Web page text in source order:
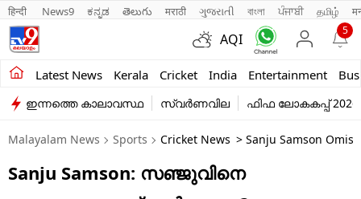
हिन्दी News9 ಕನ್ನಡ తెలుగు मराठी ગુજરાતી বাংলা ਪੰਜਾਬੀ தமிழ்
AQI
5
Latest News Kerala Cricket India Entertainment
Kerala
India
Entertainment
Business
ഇന്നത്തെ കാലാവസ്ഥ സ്വർണവില ഫിഫ ലോകകപ്പ് 2026
Malayalam News Sports Cricket News > Sanju Samson
Sanju Samson: സഞ്ജുവിനെ